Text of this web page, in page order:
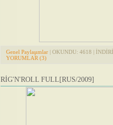
Genel Paylaşımlar | OKUNDU: 4618 |
YORUMLAR (3)
RİG'N'ROLL FULL[RUS/2009]